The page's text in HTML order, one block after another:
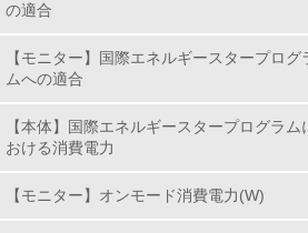
9.
10. <L2> 資源とエネルギー
の適合
【モニター】国際エネルギースタープログ
ムへの適合
【本体】国際エネルギースタープログラム
おける消費電力
【モニター】オンモード消費電力(W)